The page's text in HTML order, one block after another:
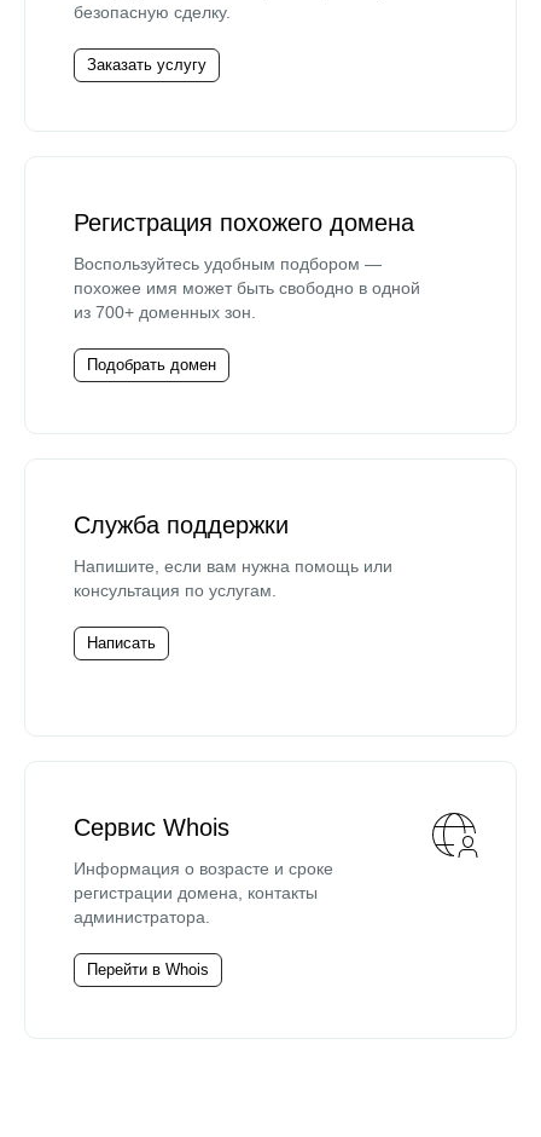
безопасную сделку.
Заказать услугу
Регистрация похожего домена
Воспользуйтесь удобным подбором —
похожее имя может быть свободно в одной
из 700+ доменных зон.
Подобрать домен
Служба поддержки
Напишите, если вам нужна помощь или
консультация по услугам.
Написать
Сервис Whois
Информация о возрасте и сроке
регистрации домена, контакты
администратора.
Перейти в Whois